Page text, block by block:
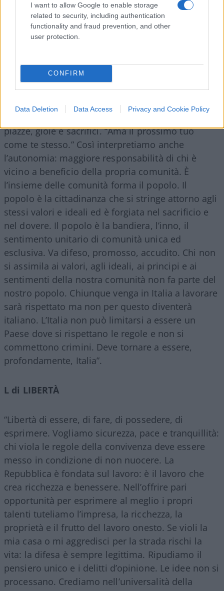
I want to allow Google to enable storage
related to security, including authentication
functionality and fraud prevention, and other
user protection.
CONFIRM
Data Deletion Data Access Privacy and Cookie Policy
donna. Di otto miliardi di persone su questo
pianeta tutti sono nati da un uomo e da una
donna. I figli hanno bisogno di un padre e di una
complementarietà. Ne hanno la necessità per
essere educati e per essere accompagnati nella
vita con continuità, valori e stabilità. Il prossimo è
chi ci sta vicino. Chi cresce con noi, parla come
piazze, gioie e sacrifici. “Ama il prossimo tuo
come te stesso.” Così interpretiamo anche
l’autonomia: maggiore responsabilità di chi è
vicino a beneficio della propria comunità. È
l’insieme delle comunità forma il popolo. Il
popolo è la cittadinanza che si stringe attorno agli
stessi valori e ideali ed è forgiata nel sacrificio e
nel dovere. Il popolo è la bandiera, l’inno, il
sentimento unitario di comunità unica ed
esclusiva. Va difeso, promosso, accudito. Chi non
si assimila ai valori, agli ideali, ai principi e ai
sentimenti della nostra comunità non fa parte del
nostro popolo. Chiunque venga in Italia a lavorare
sarà rispettato ma non per questo diventerà
italiano. L’Italia non può limitarsi a essere un
Paese dove si rispettano le regole e non si
commettono crimini. Deve tornare a essere,
profondamente, Italia”.
L di LIBERTÀ
“Libertà di essere, di fare, di possedere, di
esprimere. Vogliamo sicurezza, pace e tranquillità:
chi viola le regole della convivenza deve essere
messo in condizione di non nuocere. La
Repubblica è fondata sul lavoro: è il lavoro che
crea ricchezza e benessere. Nell’offrire pari
opportunità per esprimere al meglio i propri
talenti tuteliamo l’impresa, la ricchezza, la
proprietà e il frutto del lavoro onesto. Se violi la
mia casa o mi aggredisci per la strada rischi la
vita: la difesa è sempre legittima. Ripudiamo il
pensiero unico e i delitti d’opinione. Le idee non si
processano. Crediamo nell’universalità della